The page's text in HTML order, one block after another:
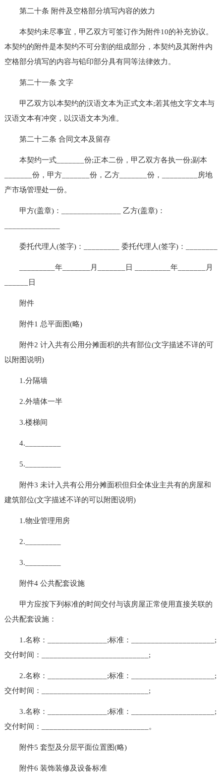
第二十条 附件及空格部分填写内容的效力
本契约未尽事宜，甲乙双方可签订作为附件10的补充协议。
本契约的附件是本契约不可分割的组成部分，本契约及其附件内
空格部分填写的内容与铅印部分具有同等法律效力。
第二十一条 文字
甲乙双方以本契约的汉语文本为正式文本;若其他文字文本与
汉语文本有冲突，以汉语文本为准。
第二十二条 合同文本及留存
本契约一式_______份;正本二份，甲乙双方各执一份;副本
_______份，甲方_______份，乙方_______份，_________房地
产市场管理处一份。
甲方(盖章)：_______________ 乙方(盖章)：
委托代理人(签字)：_________ 委托代理人(签字)：________
_________年_______月_______日 _________年_______月
______日
附件
附件1 总平面图(略)
附件2 计入共有公用分摊面积的共有部位(文字描述不详的可
以附图说明)
1.分隔墙
2.外墙体一半
3.楼梯间
4._________
5._________
附件3 未计入共有公用分摊面积但归全体业主共有的房屋和
建筑部位(文字描述不详的可以附图说明)
1.物业管理用房
2._________
3._________
附件4 公共配套设施
甲方应按下列标准的时间交付与该房屋正常使用直接关联的
公共配套设施：
1.名称：_______________;标准：_____________________;
交付时间：___________________________;
2.名称：_______________;标准：_____________________;
交付时间：___________________________;
3.名称：_______________;标准：_____________________;
交付时间：___________________________。
附件5 套型及分层平面位置图(略)
附件6 装饰装修及设备标准